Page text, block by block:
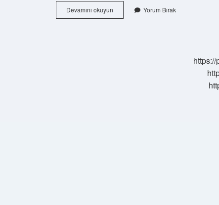
Devamını okuyun
Çakar
Yorum Bırak